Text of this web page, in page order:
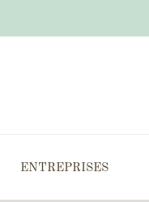
ENTREPRISES